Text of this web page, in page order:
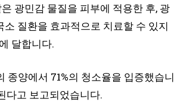
광민감 물질을 피부에 적용한 후, 광
질환을 효과적으로 치료할 수 있지
달합니다.
종양에서 71%의 청소율을 입증했습니
다고 보고되었습니다.